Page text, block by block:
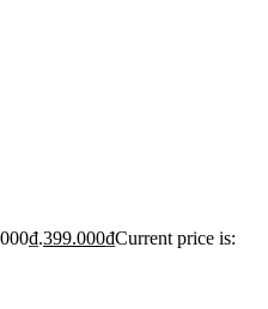
399.000₫Current price is: